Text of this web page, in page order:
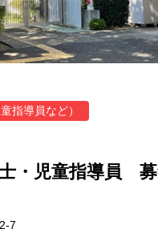
指導員など）
・児童指導員
7